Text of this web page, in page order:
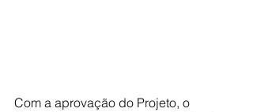
Com a aprovação do Projeto, o